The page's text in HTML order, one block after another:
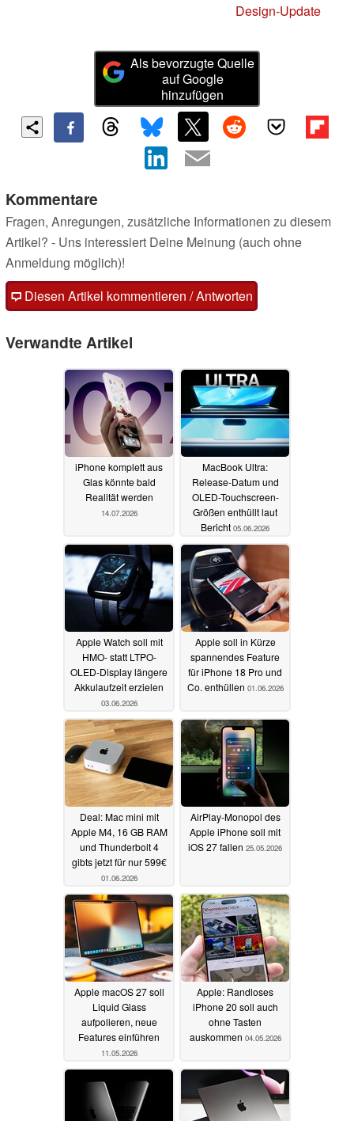
Design-Update
Als bevorzugte Quelle
auf Google
hinzufügen
Kommentare
Fragen, Anregungen, zusätzliche Informationen zu diesem
Artikel? - Uns interessiert Deine Meinung (auch ohne
Anmeldung möglich)!
Diesen Artikel kommentieren / Antworten
Verwandte Artikel
iPhone komplett aus
Glas könnte bald
Realität werden
14.07.2026
MacBook Ultra:
Release-Datum und
OLED-Touchscreen-
Größen enthüllt laut
Bericht 05.06.2026
Apple Watch soll mit
HMO- statt LTPO-
OLED-Display längere
Akkulaufzeit erzielen
03.06.2026
Apple soll in Kürze
spannendes Feature
für iPhone 18 Pro und
Co. enthüllen 01.06.2026
Deal: Mac mini mit
Apple M4, 16 GB RAM
und Thunderbolt 4
gibts jetzt für nur 599€
01.06.2026
AirPlay-Monopol des
Apple iPhone soll mit
iOS 27 fallen 25.05.2026
Apple macOS 27 soll
Liquid Glass
aufpolieren, neue
Features einführen
11.05.2026
Apple: Randloses
iPhone 20 soll auch
ohne Tasten
auskommen 04.05.2026